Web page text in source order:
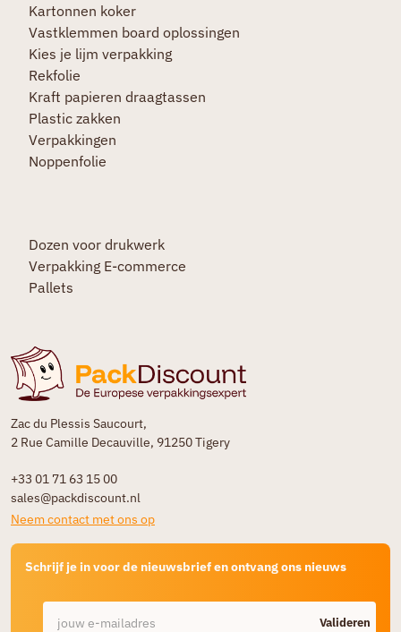
Zac du Plessis Saucourt,
2 Rue Camille Decauville, 91250 Tigery
+33 01 71 63 15 00
sales@packdiscount.nl
Neem contact met ons op
Schrijf je in voor de nieuwsbrief en ontvang ons nieuws
Valideren
Kartonnen koker
Vastklemmen board oplossingen
Kies je lijm verpakking
Rekfolie
Kraft papieren draagtassen
Plastic zakken
Verpakkingen
Noppenfolie
Dozen voor drukwerk
Verpakking E-commerce
Pallets